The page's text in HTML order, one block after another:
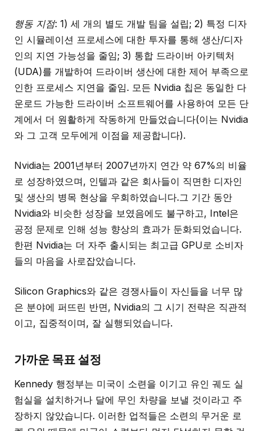
행동 지점: 1) 세 개의 별도 개발 팀을 설립; 2) 특정 디자
인 시뮬레이션 프로세스에 대한 투자를 통해 생산/디자
인의 지연 가능성을 줄임; 3) 통합 드라이버 아키텍처
(UDA)를 개발하여 드라이버 생산에 대한 제어 부족으로
인한 프로세스 지연을 줄임. 모든 Nvidia 칩은 동일한 다
운로드 가능한 드라이버 소프트웨어를 사용하여 모든 단
계에서 더 원활하게 작동하게 만들었습니다(이는 Nvidia
와 그 고객 모두에게 이점을 제공합니다).
Nvidia는 2001년부터 2007년까지 연간 약 67%의 비율
로 성장하였으며, 인텔과 같은 회사들이 직면한 디자인
및 생산의 병목 현상을 우회하였습니다.그 기간 동안
Nvidia와 비슷한 성장을 보였음에도 불구하고, Intel은
공정 문제로 인해 성능 향상의 효과가 둔화되었습니다.
한편 Nvidia는 더 자주 출시되는 최고급 GPU로 소비자
들의 마음을 사로잡았습니다.
Silicon Graphics와 같은 경쟁사들이 자신들을 너무 많
은 분야에 퍼뜨린 반면, Nvidia의 그 시기 전략은 직관적
이고, 집중적이며, 잘 실행되었습니다.
가까운 목표 설정
Kennedy 행정부는 미국이 소련을 이기고 유인 궤도 실
험실을 설치하거나 달에 무인 차량을 보낼 것이라고 주
장하지 않았습니다. 이러한 업적들은 소련의 무거운 로